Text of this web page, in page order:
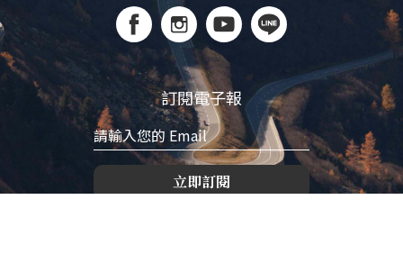
訂閱電子報
立即訂閱